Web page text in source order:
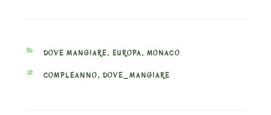
CATEGORIES
DOVE MANGIARE, EUROPA, MONACO
TAGS
COMPLEANNO, DOVE_MANGIARE